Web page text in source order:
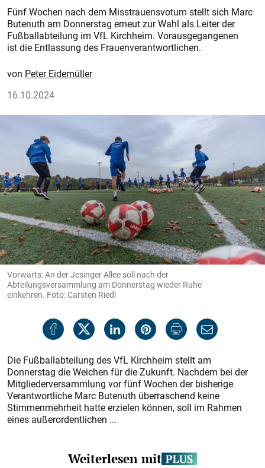
Fünf Wochen nach dem Misstrauensvotum stellt sich Marc
Butenuth am Donnerstag erneut zur Wahl als Leiter der
Fußballabteilung im VfL Kirchheim. Vorausgegangenen
ist die Entlassung des Frauenverantwortlichen.
Peter Eidemüller
16.10.2024
Vorwärts: An der Jesinger Allee soll nach der
Abteilungsversammlung am Donnerstag wieder Ruhe
einkehren. Foto: Carsten Riedl
Die Fußballabteilung des VfL Kirchheim stellt am
Donnerstag die Weichen für die Zukunft. Nachdem bei der
Mitgliederversammlung vor fünf Wochen der bisherige
Verantwortliche Marc Butenuth überraschend keine
Stimmenmehrheit hatte erzielen können, soll im Rahmen
eines außerordentlichen ...